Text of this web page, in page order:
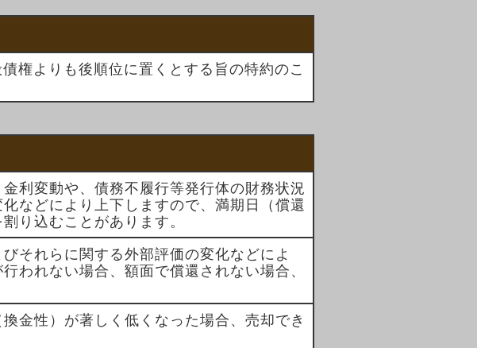
権よりも後順位に置くとする旨の特約のこ
利変動や、債務不履行等発行体の財務状況
などにより上下しますので、満期日（償還
り込むことがあります。
それらに関する外部評価の変化などによ
われない場合、額面で償還されない場合、
金性）が著しく低くなった場合、売却でき